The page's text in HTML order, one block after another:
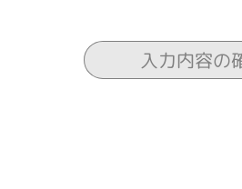
〇当サービスの安全な運営に
〇当サービスの改善・新規開発
入力内容の